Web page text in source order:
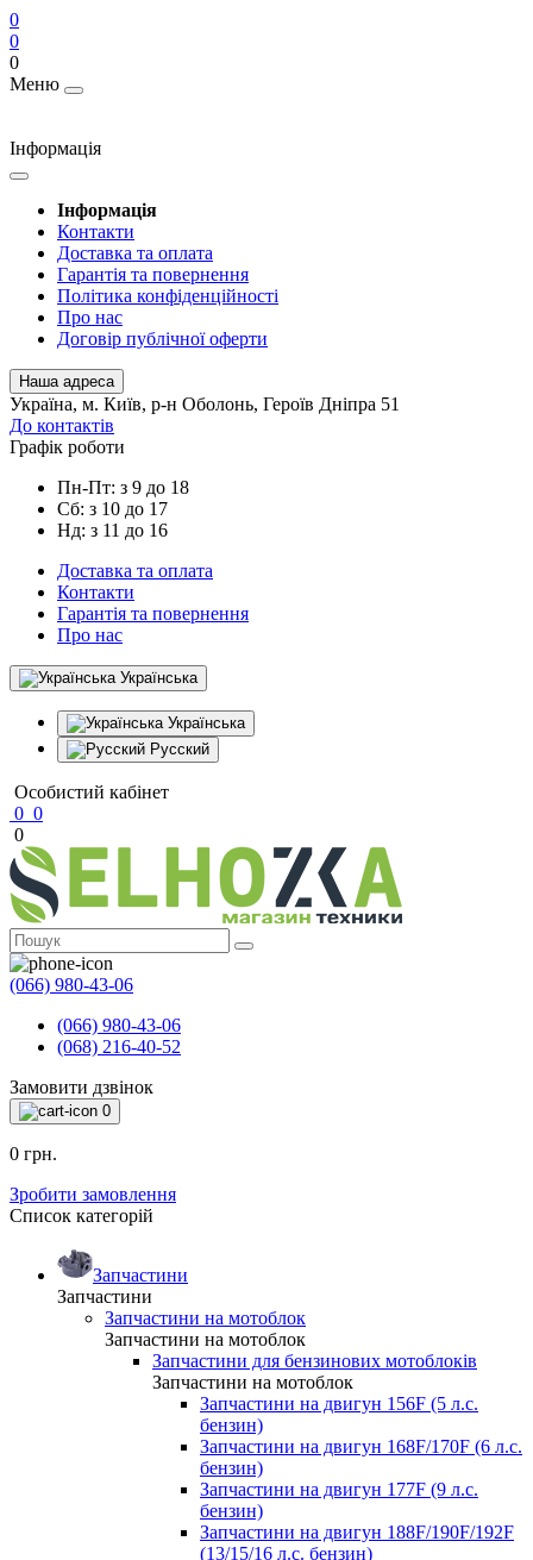
0
0
0
Меню
Інформація
Інформація
Контакти
Доставка та оплата
Гарантія та повернення
Політика конфіденційності
Про нас
Договір публічної оферти
Наша адреса
Українa, м. Київ, р-н Оболонь, Героїв Дніпра 51
До контактів
Графік роботи
Пн-Пт: з 9 до 18
Сб: з 10 до 17
Нд: з 11 до 16
Доставка та оплата
Контакти
Гарантія та повернення
Про нас
Українська
Українська
Русский
Особистий кабінет
0 0
0
(066) 980-43-06
(066) 980-43-06
(068) 216-40-52
Замовити дзвінок
0
0 грн.
Зробити замовлення
Список категорій
Запчастини
Запчастини
Запчастини на мотоблок
Запчастини на мотоблок
Запчастини для бензинових мотоблоків
Запчастини на мотоблок
Запчастини на двигун 156F (5 л.с.
бензин)
Запчастини на двигун 168F/170F (6 л.с.
бензин)
Запчастини на двигун 177F (9 л.с.
бензин)
Запчастини на двигун 188F/190F/192F
(13/15/16 л.с. бензин)